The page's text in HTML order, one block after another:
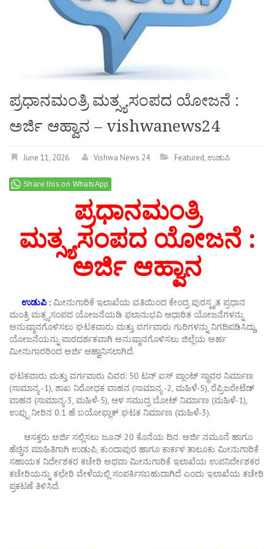
ಪ್ರಧಾನಮಂತ್ರಿ ಮತ್ಸ್ಯಸಂಪದ ಯೋಜನೆ :
ಅರ್ಜಿ ಆಹ್ವಾನ – vishwanews24
June 11, 2026 Vishwa News 24 Featured,ಉಡುಪಿ
Share this on WhatsApp
ಪ್ರಧಾನಮಂತ್ರಿ
ಮತ್ಸ್ಯಸಂಪದ ಯೋಜನೆ :
ಅರ್ಜಿ ಆಹ್ವಾನ
ಉಡುಪಿ : ಮೀನುಗಾರಿಕೆ ಇಲಾಖೆಯ ವತಿಯಿಂದ ಕೇಂದ್ರ ಪುರಸ್ಕೃತ ಪ್ರಧಾನ
ಮಂತ್ರಿ ಮತ್ಸ್ಯಸಂಪದ ಯೋಜನೆಯಡಿ ಫಲಾನುಭವಿ ಆಧಾರಿತ ಯೋಜನೆಗಳನ್ನು
ಅನುಷ್ಠಾನಗೊಳಿಸಲು ಘಟಕವಾರು ಮತ್ತು ವರ್ಗವಾರು ಗುರಿಗಳನ್ನು ನಿಗದಿಪಡಿಸಿದ್ದು
ಯೋಜನೆಯನ್ನು ಪಾರದರ್ಶಕವಾಗಿ ಅನುಷ್ಠಾನಗೊಳಿಸಲು ಜಿಲ್ಲೆಯ ಅರ್ಹ
ಮೀನುಗಾರರಿಂದ ಅರ್ಜಿ ಆಹ್ವಾನಿಸಲಾಗಿದೆ.
ಘಟಕವಾರು ಮತ್ತು ವರ್ಗವಾರು ವಿವರ: 50 ಟನ್ ಐಸ್ ಪ್ಲಾಂಟ್ ಸ್ಥಾವರ ನಿರ್ಮಾಣ
(ಸಾಮಾನ್ಯ -1), ಶಾಖ ನಿರೋಧಕ ವಾಹನ (ಸಾಮಾನ್ಯ -2, ಮಹಿಳೆ-5), ರೆಪ್ರಿಜರೇಟೆಡ್
ವಾಹನ (ಸಾಮಾನ್ಯ-3, ಮಹಿಳೆ-5), ಆಳ ಸಮುದ್ರ ಬೋಟ್ ನಿರ್ಮಾಣ (ಮಹಿಳೆ-1),
ಉಪ್ಪು ನೀರಿನ 0.1 ಹೆ ಬಯೋಫ್ಲಾಕ್ ಘಟಕ ನಿರ್ಮಾಣ (ಮಹಿಳೆ-3).
ಆಸಕ್ತರು ಅರ್ಜಿ ಸಲ್ಲಿಸಲು ಜೂನ್ 20 ಕೊನೆಯ ದಿನ. ಅರ್ಜಿ ನಮೂನೆ ಹಾಗೂ
ಹೆಚ್ಚಿನ ಮಾಹಿತಿಗಾಗಿ ಉಡುಪಿ ಕುಂದಾಪುರ ಹಾಗೂ ಕಾರ್ಕಳ ತಾಲೂಕು ಮೀನುಗಾರಿಕೆ
ಸಹಾಯಕ ನಿರ್ದೇಶಕರ ಕಚೇರಿ ಅಥವಾ ಮೀನುಗಾರಿಕೆ ಇಲಾಖೆಯ ಉಪನಿರ್ದೇಶಕರ
ಕಚೇರಿಯನ್ನು ಕಛೇರಿ ವೇಳೆಯಲ್ಲಿ ಸಂಪರ್ಕಿಸಬಹುದಾಗಿದೆ ಎಂದು ಇಲಾಖೆಯ ಕಚೇರಿ
ಪ್ರಕಟಣೆ ತಿಳಿಸಿದೆ.